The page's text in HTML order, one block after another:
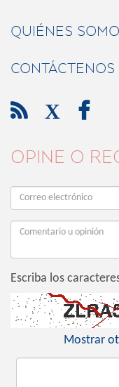
QUIÉNES
CONTÁCTENOS
 X 
OPINE O
Escriba los
Mostrar